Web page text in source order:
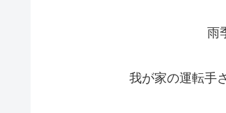
雨
我が家の運転手